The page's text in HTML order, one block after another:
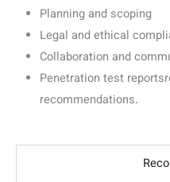
Planning and scoping
Legal and ethical
Collaboration and
Penetration test
recommendations.